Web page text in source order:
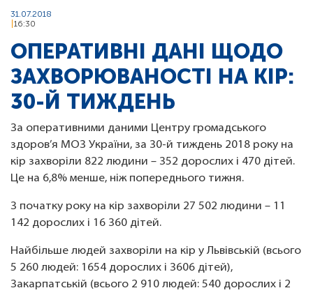
31.07.2018
16:30
ОПЕРАТИВНІ ДАНІ ЩОДО
ЗАХВОРЮВАНОСТІ НА КІР:
30-Й ТИЖДЕНЬ
За оперативними даними Центру громадського
здоров’я МОЗ України, за 30-й тиждень 2018 року на
кір захворіли 822 людини – 352 дорослих і 470 дітей.
Це на 6,8% менше, ніж попереднього тижня.
З початку року на кір захворіли 27 502 людини – 11
142 дорослих і 16 360 дітей.
Найбільше людей захворіли на кір у Львівській (всього
5 260 людей: 1654 дорослих і 3606 дітей),
Закарпатській (всього 2 910 людей: 540 дорослих і 2